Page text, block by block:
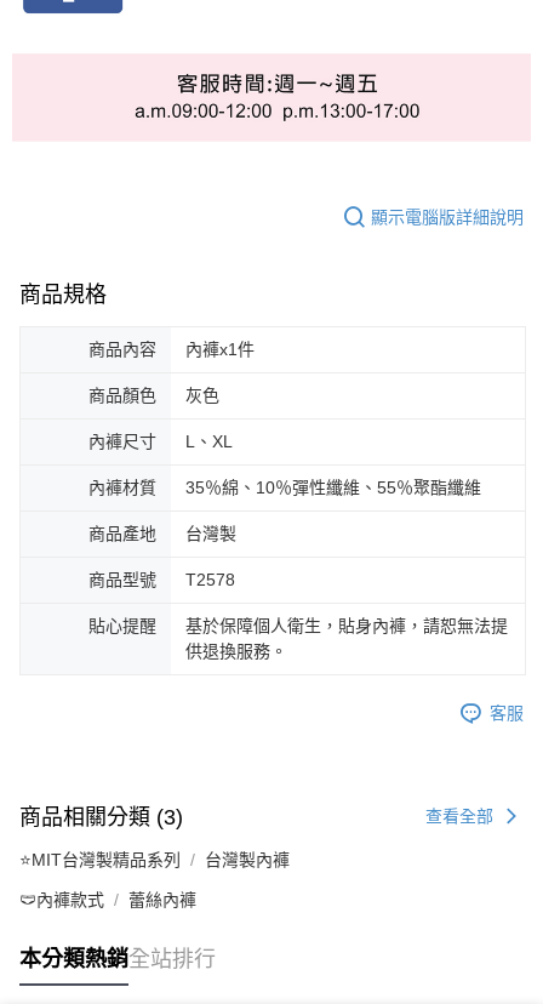
顯示電腦版詳細說明
商品規格
商品內容 內褲x1件
商品顏色 灰色
內褲尺寸 L、XL
內褲材質 35％綿、10％彈性纖維、55％聚酯纖維
商品產地 台灣製
商品型號 T2578
貼心提醒
基於保障個人衛生，貼身內褲，請恕無法提
供退換服務。
客服
商品相關分類 (3) 查看全部
⭐MIT台灣製精品系列 台灣製內褲
🩲內褲款式 蕾絲內褲
本分類熱銷全站排行